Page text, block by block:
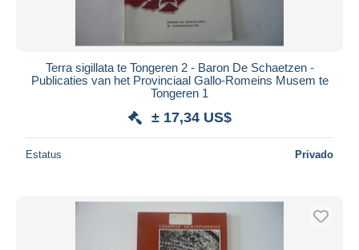
Terra sigillata te Tongeren 2 - Baron De Schaetzen -
Publicaties van het Provinciaal Gallo-Romeins Musem te
Tongeren 1
± 17,34 US$
Estatus Privado